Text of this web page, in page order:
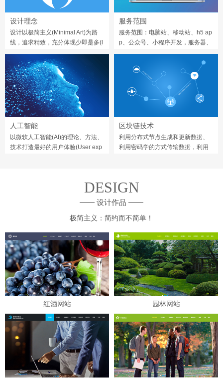
设计理念
设计以极简主义(Minimal Art)为路
线，追求精致，充分体现少即是多(l
服务范围
服务范围：电脑站、移动站、h5 ap
p、公众号、小程序开发，服务器、
人工智能
以微软人工智能(AI)的理论、方法、
技术打造最好的用户体验(User exp
区块链技术
利用分布式节点生成和更新数据、
利用密码学的方式传输数据，利用
DESIGN
—— 设计作品 ——
极简主义：简约而不简单！
红酒网站 园林网站